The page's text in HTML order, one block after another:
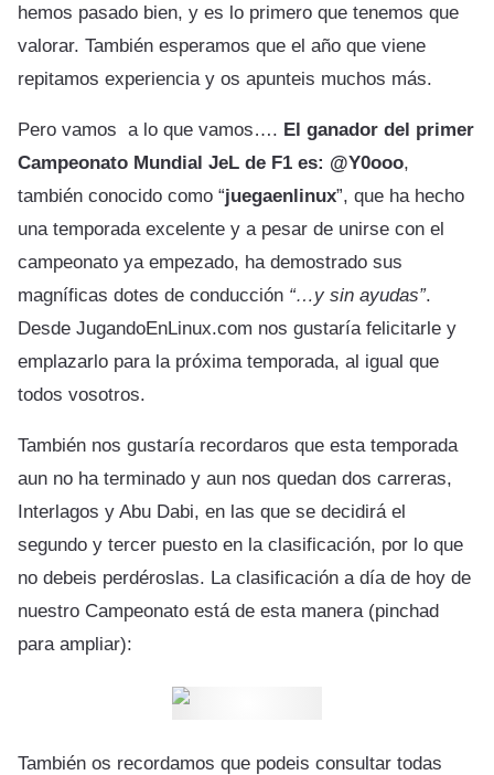
hemos pasado bien, y es lo primero que tenemos que
valorar. También esperamos que el año que viene
repitamos experiencia y os apunteis muchos más.
Pero vamos a lo que vamos…. El ganador del primer
Campeonato Mundial JeL de F1 es: @Y0ooo,
también conocido como “juegaenlinux”, que ha hecho
una temporada excelente y a pesar de unirse con el
campeonato ya empezado, ha demostrado sus
magníficas dotes de conducción “…y sin ayudas”.
Desde JugandoEnLinux.com nos gustaría felicitarle y
emplazarlo para la próxima temporada, al igual que
todos vosotros.
También nos gustaría recordaros que esta temporada
aun no ha terminado y aun nos quedan dos carreras,
Interlagos y Abu Dabi, en las que se decidirá el
segundo y tercer puesto en la clasificación, por lo que
no debeis perdéroslas. La clasificación a día de hoy de
nuestro Campeonato está de esta manera (pinchad
para ampliar):
También os recordamos que podeis consultar todas